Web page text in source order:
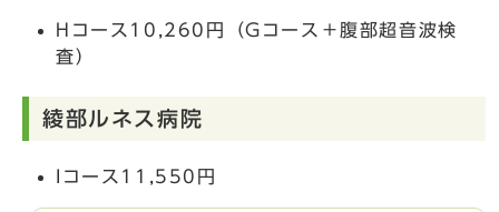
Hコース10,260円（Gコース＋腹部超音波検
査）
綾部ルネス病院
Iコース11,550円